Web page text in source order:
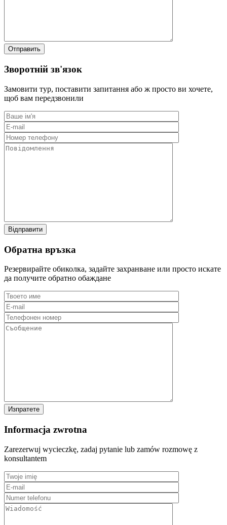
Зворотній зв'язок
Замовити тур, поставити запитання або ж просто ви хочете,
щоб вам передзвонили
Обратна връзка
Резервирайте обиколка, задайте захранване или просто искате
да получите обратно обаждане
Informacja zwrotna
Zarezerwuj wycieczkę, zadaj pytanie lub zamów rozmowę z
konsultantem